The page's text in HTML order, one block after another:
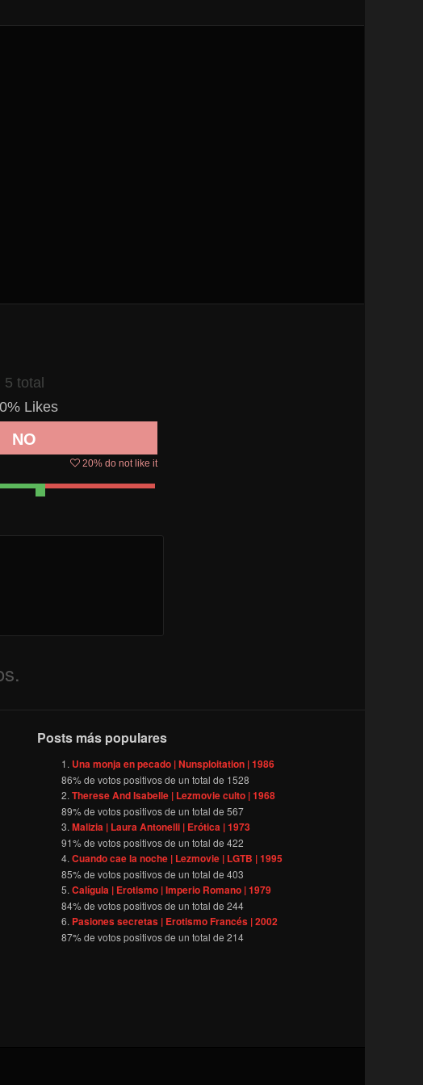
5 total
% Likes
NO
20% do not like it
Posts más populares
Una monja en pecado | Nunsploitation | 1986
86% de votos positivos de un total de 1528
Therese And Isabelle | Lezmovie culto | 1968
89% de votos positivos de un total de567
Malizia | Laura Antonelli | Erótica | 1973
91% de votos positivos de un total de422
Cuando cae la noche | Lezmovie | LGTB | 1995
85% de votos positivos de un total de403
Calígula | Erotismo | Imperio Romano | 1979
84% de votos positivos de un total de244
Pasiones secretas | Erotismo Francés | 2002
87% de votos positivos de un total de214